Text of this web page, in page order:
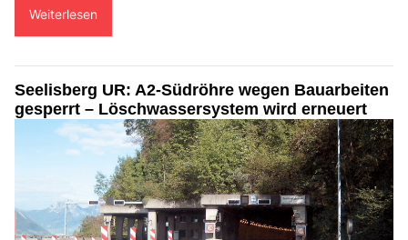
Weiterlesen
Seelisberg UR: A2-Südröhre wegen Bauarbeiten
gesperrt – Löschwassersystem wird erneuert